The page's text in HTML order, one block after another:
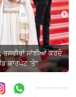
ਤਸਵੀਰਾਂ ਸਾਂਝੀਆਂ ਕਰਦੇ
ਕਾਰਪੇਟ ‘ਤੇ”